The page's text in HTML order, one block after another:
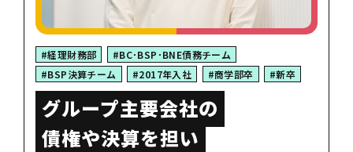
#経理財務部
#BC･BSP･BNE債務チーム
#BSP決算チーム
#2017年入社 #商学部卒 #新卒
グループ主要会社の
債権や決算を担い